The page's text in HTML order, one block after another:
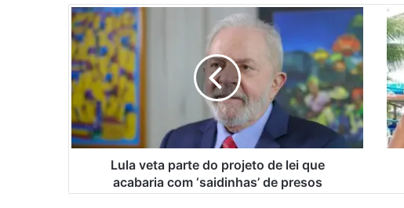
L
u
l
a
v
e
a
p
t
Lula veta parte do projeto de lei que
acabaria com ‘saidinhas’ de presos
C
A
S
A
L
É
E
N
C
T